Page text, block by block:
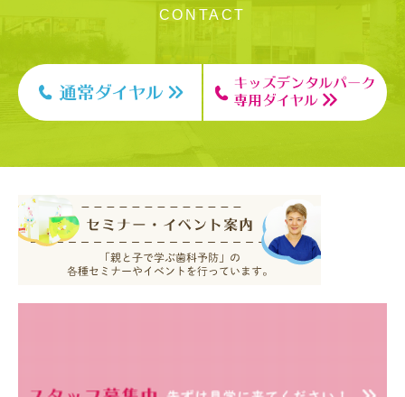
CONTACT